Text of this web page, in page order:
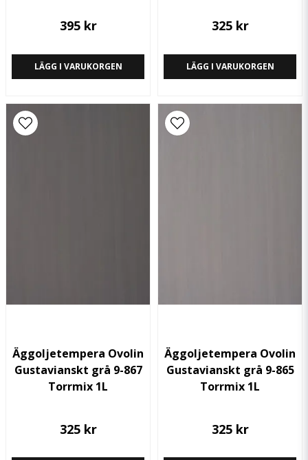
395 kr
LÄGG I VARUKORGEN
325 kr
LÄGG I VARUKORGEN
Äggoljetempera Ovolin
Gustavianskt grå 9-867
Torrmix 1L
325 kr
Äggoljetempera Ovolin
Gustavianskt grå 9-865
Torrmix 1L
325 kr